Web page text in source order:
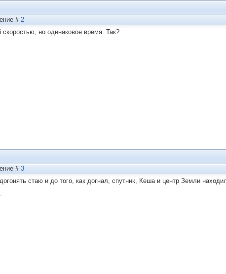
# 2
но одинаковое время. Так?
# 3
стаю и до того, как догнал, спутник, Кеша и центр Земли